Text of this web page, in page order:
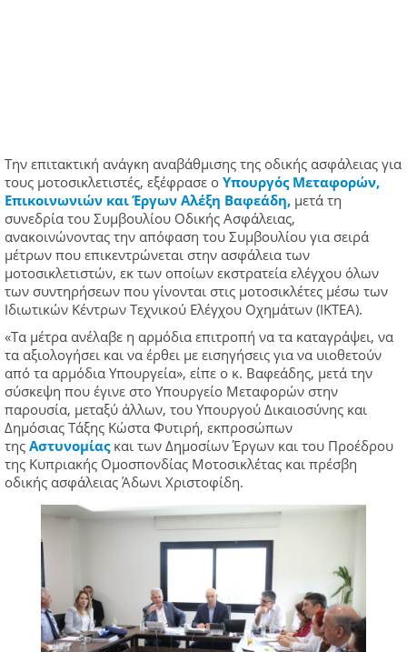
Την επιτακτική ανάγκη αναβάθμισης της οδικής ασφάλειας για
τους μοτοσικλετιστές, εξέφρασε ο Υπουργός Μεταφορών,
Επικοινωνιών και Έργων Αλέξη Βαφεάδη, μετά τη
συνεδρία του Συμβουλίου Οδικής Ασφάλειας,
ανακοινώνοντας την απόφαση του Συμβουλίου για σειρά
μέτρων που επικεντρώνεται στην ασφάλεια των
μοτοσικλετιστών, εκ των οποίων εκστρατεία ελέγχου όλων
των συντηρήσεων που γίνονται στις μοτοσικλέτες μέσω των
Ιδιωτικών Κέντρων Τεχνικού Ελέγχου Οχημάτων (ΙΚΤΕΑ).
«Τα μέτρα ανέλαβε η αρμόδια επιτροπή να τα καταγράψει, να
τα αξιολογήσει και να έρθει με εισηγήσεις για να υιοθετούν
από τα αρμόδια Υπουργεία», είπε ο κ. Βαφεάδης, μετά την
σύσκεψη που έγινε στο Υπουργείο Μεταφορών στην
παρουσία, μεταξύ άλλων, του Υπουργού Δικαιοσύνης και
Δημόσιας Τάξης Κώστα Φυτιρή, εκπροσώπων
της Αστυνομίας και των Δημοσίων Έργων και του Προέδρου
της Κυπριακής Ομοσπονδίας Μοτοσικλέτας και πρέσβη
οδικής ασφάλειας Άδωνι Χριστοφίδη.